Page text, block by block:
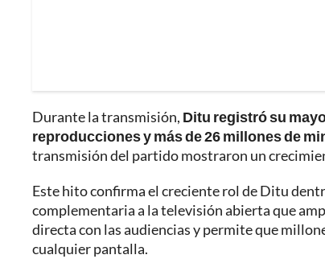
Durante la transmisión, Ditu registró su
reproducciones y más de 26 millones de
transmisión del partido mostraron un
Este hito confirma el creciente rol de Ditu
complementaria a la televisión abierta que
directa con las audiencias y permite que
cualquier pantalla.